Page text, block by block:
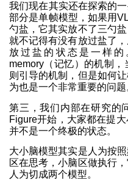
我们现在其实还在探索的
部分是单帧模型，如果用
勺盐，它其实放不了三勺
就不记得有没有放过盐了
放过盐的状态是一样
memory（记忆）的机制
则引导的机制，但是如何
为也是一个非常重要的问题
第三，我们内部在研究的
Figure开始，大家都在提
并不是一个终极的状态。
大小脑模型其实是人为按
区在思考，小脑区做执行
人为切成两个模型。